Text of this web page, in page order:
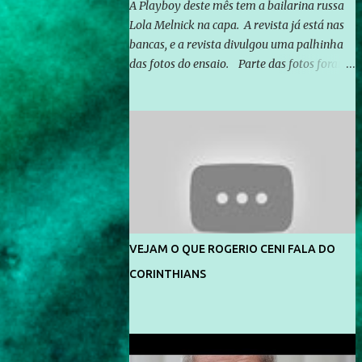
A Playboy deste mês tem a bailarina russa
Lola Melnick na capa. A revista já está nas
bancas, e a revista divulgou uma palhinha
das fotos do ensaio. Parte das fotos foram
divulga capa e primeiras fotos de Lola
Melnick - @aredacao
VEJAM O QUE ROGERIO CENI FALA DO
CORINTHIANS